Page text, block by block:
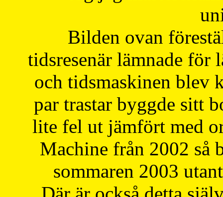
Bilden ovan
tidsresenär lämnade för
och tidsmaskinen blev
par trastar byggde sitt
lite fel ut jämfört med
Machine från 2002 så
sommaren 2003